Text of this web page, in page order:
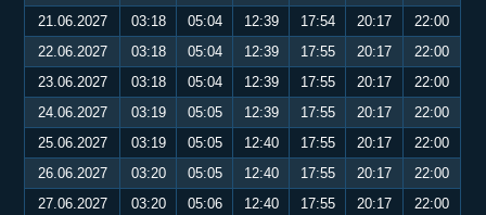
21.06.2027
03:18 05:04 12:39 17:54 20:17
22:00
22.06.2027
03:18 05:04 12:39 17:55 20:17
22:00
23.06.2027
03:18 05:04 12:39 17:55 20:17
22:00
24.06.2027
03:19 05:05 12:39 17:55 20:17
22:00
25.06.2027
03:19 05:05 12:40 17:55 20:17
22:00
26.06.2027
03:20 05:05 12:40 17:55 20:17
22:00
27.06.2027
03:20 05:06 12:40 17:55 20:17
22:00